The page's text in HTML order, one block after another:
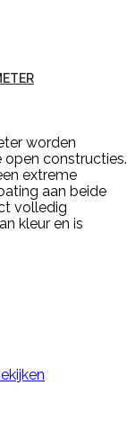
worden
constructies.
extreme
aan beide
volledig
kleur en is